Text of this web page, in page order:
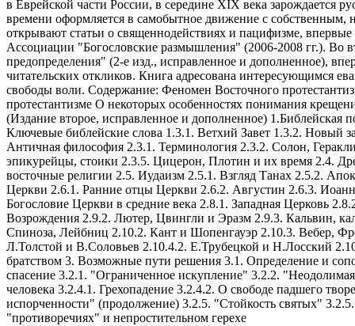
в Еврейской части России, в середине XIX века зарождается
времени оформляется в самобытное движение с
открывают статьи о священнодействиях и пацифизме,
Ассоциации "Богословские размышления" (2006-2008 гг.). Во
предопределения" (2-е изд., исправленное и дополненное),
читательских откликов. Книга адресована интересующимся
свободы воли. Содержание: Феномен Восточного
протестантизме О некоторых особенностях понимания
(Издание второе, исправленное и дополненное)
Ключевые библейские слова 1.3.1. Ветхий Завет 1.3.2. Новый
Античная философия 2.3.1. Терминология 2.3.2. Солон,
эпикурейцы, стоики 2.3.5. Цицерон, Плотин и их время 2.4.
восточные религии 2.5. Иудаизм 2.5.1. Взгляд Танах 2.5.2.
Церкви 2.6.1. Ранние отцы Церкви 2.6.2. Августин 2.6.3.
Богословие Церкви в средние века 2.8.1. Западная Церковь
Возрождения 2.9.2. Лютер, Цвингли и Эразм 2.9.3. Кальвин,
Спиноза, Лейбниц 2.10.2. Кант и Шопенгауэр 2.10.3. Вебер,
Л.Толстой и В.Соловьев 2.10.4.2. Е.Трубецкой и Н.Лосский
братством 3. Возможные пути решения 3.1. Определение и
спасение 3.2.1. "Ограниченное искупление" 3.2.2.
человека 3.2.4.1. Грехопадение 3.2.4.2. О свободе падшего
испорченности" (продолжение) 3.2.5. "Стойкость святых"
"противоречиях" и непростительном герехе